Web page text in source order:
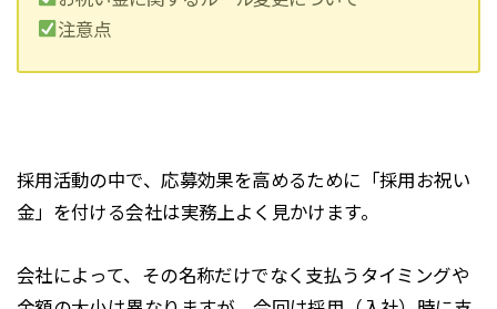
注意点
採用活動の中で、応募効果を高めるために「採用お祝い
金」を付ける会社は実務上よく見かけます。
会社によって、その名称だけでなく支払うタイミングや